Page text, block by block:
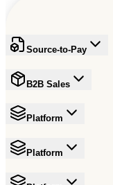
Source-to-Pay
B2B Sales
Platform
Platform